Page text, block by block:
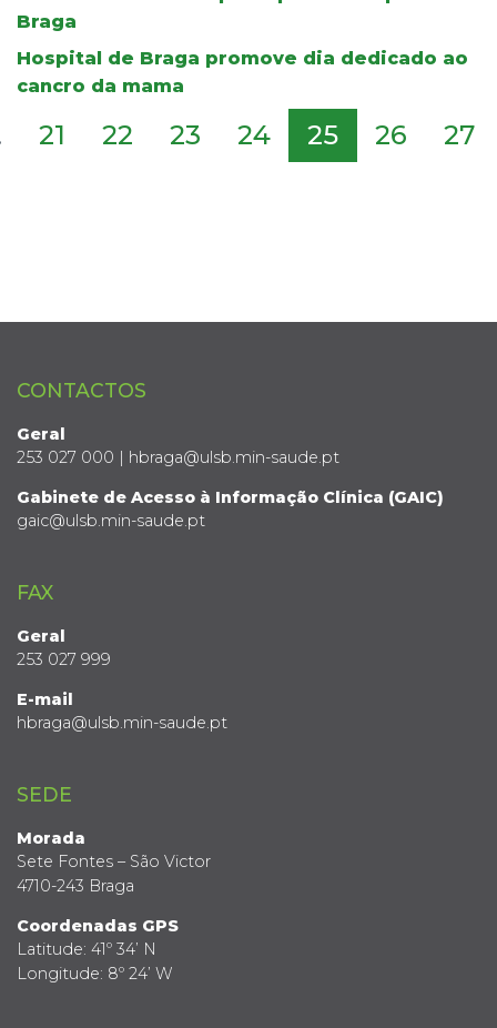
Braga
Hospital de Braga promove dia dedicado ao
cancro da mama
21 22 23 24 25 26 27
CONTACTOS
Geral
253 027 000 | hbraga@ulsb.min-saude.pt
Gabinete de Acesso à Informação Clínica (GAIC)
gaic@ulsb.min-saude.pt
FAX
Geral
253 027 999
E-mail
hbraga@ulsb.min-saude.pt
SEDE
Morada
Sete Fontes – São Victor
4710-243 Braga
Coordenadas GPS
Latitude: 41º 34’ N
Longitude: 8º 24’ W